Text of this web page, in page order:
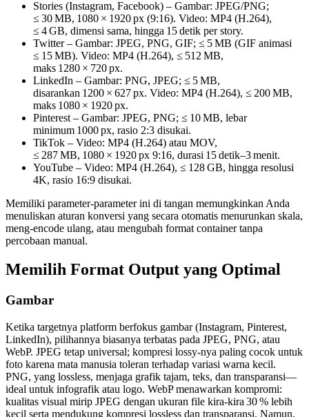
Stories (Instagram, Facebook) – Gambar: JPEG/PNG;
≤ 30 MB, 1080 × 1920 px (9:16). Video: MP4 (H.264),
≤ 4 GB, dimensi sama, hingga 15 detik per story.
Twitter– Gambar: JPEG, PNG, GIF; ≤ 5 MB (GIF animasi
≤ 15 MB). Video: MP4 (H.264), ≤ 512 MB,
maks 1280 × 720 px.
LinkedIn – Gambar: PNG, JPEG; ≤ 5 MB,
disarankan 1200 × 627 px. Video: MP4 (H.264), ≤ 200 MB,
maks 1080 × 1920 px.
Pinterest – Gambar: JPEG, PNG; ≤ 10 MB, lebar
minimum 1000 px, rasio 2:3 disukai.
TikTok – Video: MP4 (H.264) atau MOV,
≤ 287 MB, 1080 × 1920 px 9:16, durasi 15 detik–3 menit.
YouTube – Video: MP4 (H.264), ≤ 128 GB, hingga resolusi
4K, rasio 16:9 disukai.
Memiliki parameter‑parameter ini di tangan memungkinkan Anda
menuliskan aturan konversi yang secara otomatis menurunkan skala,
meng‑encode ulang, atau mengubah format container tanpa
percobaan manual.
Memilih Format Output yang Optimal
Gambar
Ketika targetnya platform berfokus gambar (Instagram, Pinterest,
LinkedIn), pilihannya biasanya terbatas pada JPEG, PNG, atau
WebP. JPEG tetap universal; kompresi lossy‑nya paling cocok untuk
foto karena mata manusia toleran terhadap variasi warna kecil.
PNG, yang lossless, menjaga grafik tajam, teks, dan transparansi—
ideal untuk infografik atau logo. WebP menawarkan kompromi:
kualitas visual mirip JPEG dengan ukuran file kira‑kira 30 % lebih
kecil serta mendukung kompresi lossless dan transparansi. Namun,